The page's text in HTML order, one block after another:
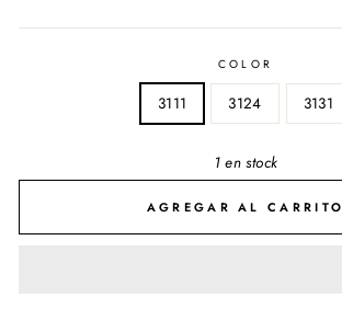
COLOR
3111 3124 3131
1 en stock
AGREGAR AL CARRITO